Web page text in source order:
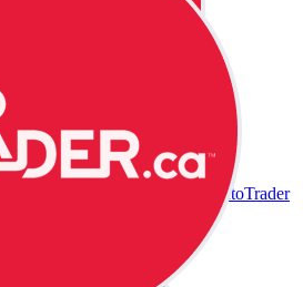
AutoTrader